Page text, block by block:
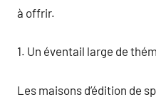
à offrir.
1. Un éventail large de
Les maisons d’édition de